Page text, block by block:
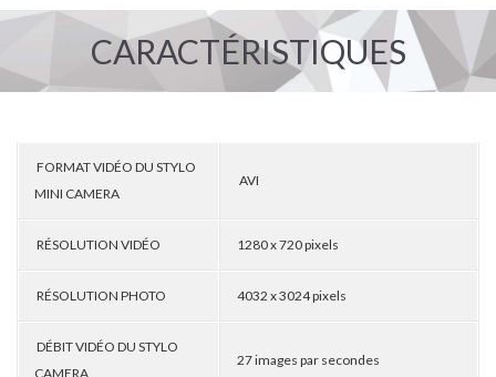
CARACTÉRISTIQUES
FORMAT VIDÉO DU STYLO
MINI CAMERA
AVI
RÉSOLUTION VIDÉO 1280 x 720 pixels
RÉSOLUTION PHOTO 4032 x 3024 pixels
DÉBIT VIDÉO DU STYLO
CAMERA
27 images par secondes